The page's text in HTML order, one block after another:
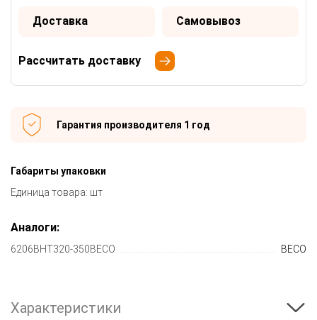
Доставка Самовывоз
Рассчитать доставку
Гарантия производителя 1 год
Габариты упаковки
Единица товара: шт
Аналоги:
6206BHT320-350BECO BECO
Характеристики